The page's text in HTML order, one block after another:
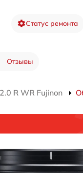
Статус ремонта
Отзывы
R WR Fujinon